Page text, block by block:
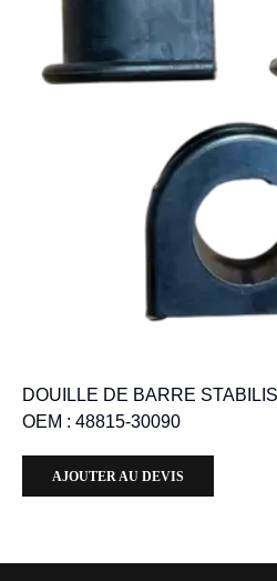
DOUILLE DE BARRE
OEM : 48815-30090
AJOUTER AU DEVIS